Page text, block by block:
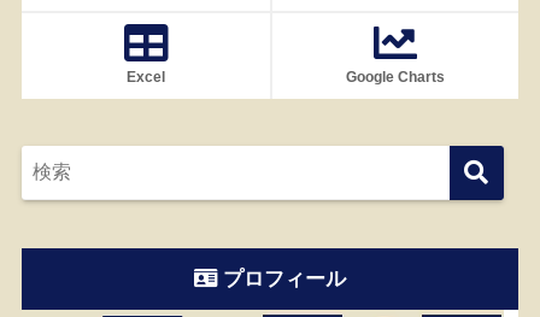
Excel Google Charts
プロフィール